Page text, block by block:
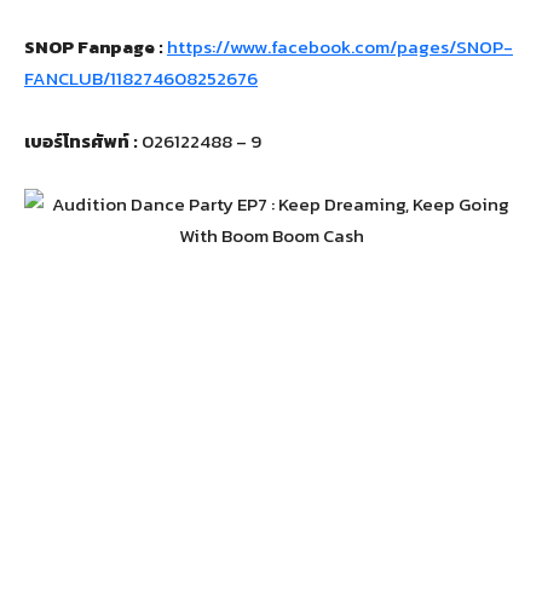
SNOP Fanpage :https://www.facebook.com/pages/SNOP-
FANCLUB/118274608252676
เบอร์โทรศัพท์ :026122488 – 9